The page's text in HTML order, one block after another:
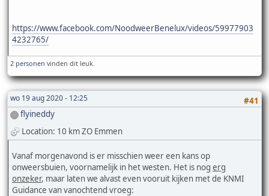
https://www.facebook.com/NoodweerBenelux/videos/59977903
4232765/
2 personen vinden dit leuk.
wo 19 aug 2020 - 12:25
#41
flyineddy
Location: 10 km ZO Emmen
Vanaf morgenavond is er misschien weer een kans op
onweersbuien, voornamelijk in het westen. Het is nog erg
onzeker, maar laten we alvast even vooruit kijken met de KNMI
Guidance van vanochtend vroeg: